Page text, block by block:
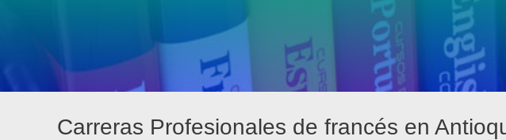
Carreras Profesionales de francés en